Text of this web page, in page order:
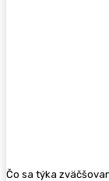
Čo sa týka